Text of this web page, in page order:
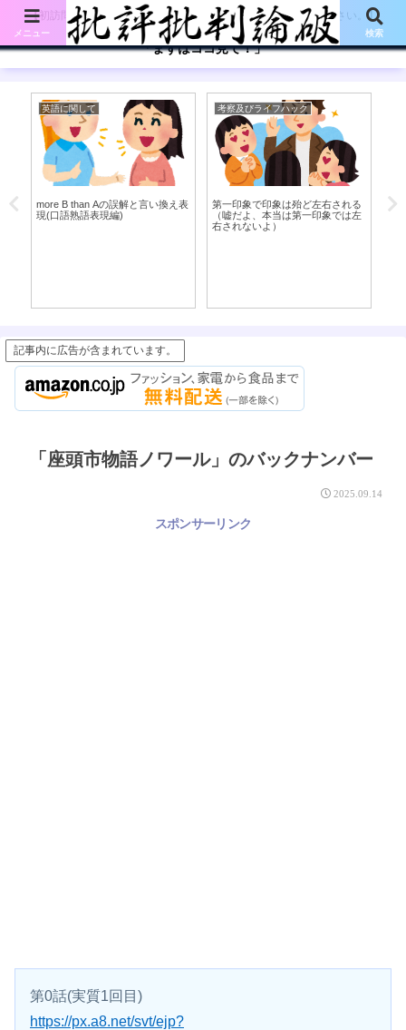
【初訪問の方は、下記の「まずはココ見て!」ボタンをご覧ください。】
「まずはココ見て！」
英語に関して
more B than Aの誤解と言い換え表
現(口語熟語表現編)
考察及びライフハック
第一印象で印象は殆ど左右される
（嘘だよ、本当は第一印象では左
右されないよ）
肩
記事内に広告が含まれています。
「座頭市物語ノワール」のバックナンバー
2025.09.14
スポンサーリンク
第0話(実質1回目)
https://px.a8.net/svt/ejp?
メニュー 検索